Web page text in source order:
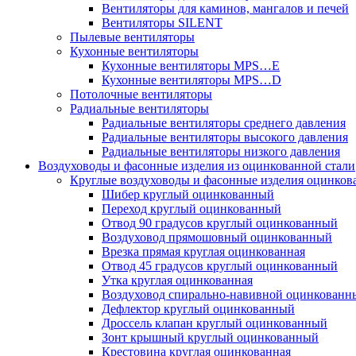
Вентиляторы для каминов, мангалов и печей
Вентиляторы SILENT
Пылевые вентиляторы
Кухонные вентиляторы
Кухонные вентиляторы MPS…E
Кухонные вентиляторы MPS…D
Потолочные вентиляторы
Радиальные вентиляторы
Радиальные вентиляторы среднего давления
Радиальные вентиляторы высокого давления
Радиальные вентиляторы низкого давления
Воздуховоды и фасонные изделия из оцинкованной стали
Круглые воздуховоды и фасонные изделия
Шибер круглый оцинкованный
Переход круглый оцинкованный
Отвод 90 градусов круглый оцинкованный
Воздуховод прямошовный оцинкованный
Врезка прямая круглая оцинкованная
Отвод 45 градусов круглый оцинкованный
Утка круглая оцинкованная
Воздуховод спирально-навивной
Дефлектор круглый оцинкованный
Дроссель клапан круглый оцинкованный
Зонт крышный круглый оцинкованный
Крестовина круглая оцинкованная